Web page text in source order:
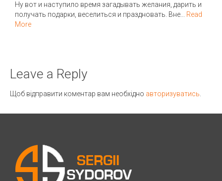
Ну вот и наступило время загадывать желания, дарить и
получать подарки, веселиться и праздновать. Вне... Read
More
Leave a Reply
Щоб відправити коментар вам необхідно авторизуватись.